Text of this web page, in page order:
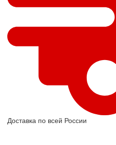
Доставка по всей России